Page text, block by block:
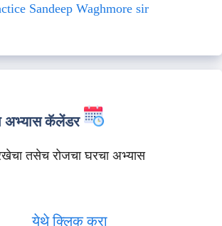
Sandeep Waghmore sir
अभ्यास कॅलेंडर
तसेच रोजचा घरचा अभ्यास
येथे क्लिक करा